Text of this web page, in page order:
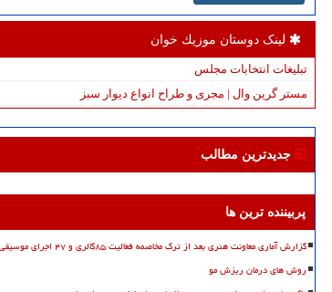
لینک دوستان موزیك خوان
تبلیغات انتخابات مجلس
مستر گرین وال | مجری و طراح انواع دیوار سبز
جدیدترین مطالب
پربیننده ترین ها
گزارش آماری معاونت هنری بعد از ترک مخاصمه فعالیت ۸۵گالری و ۴۷ اجرای موسیقی
روش های درمان ریزش مو